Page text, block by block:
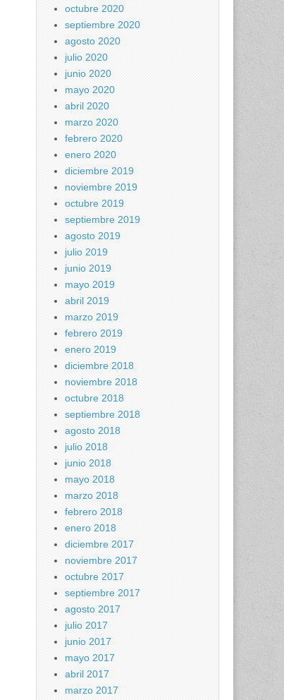
octubre 2020
septiembre 2020
agosto 2020
julio 2020
junio 2020
mayo 2020
abril 2020
marzo 2020
febrero 2020
enero 2020
diciembre 2019
noviembre 2019
octubre 2019
septiembre 2019
agosto 2019
julio 2019
junio 2019
mayo 2019
abril 2019
marzo 2019
febrero 2019
enero 2019
diciembre 2018
noviembre 2018
octubre 2018
septiembre 2018
agosto 2018
julio 2018
junio 2018
mayo 2018
marzo 2018
febrero 2018
enero 2018
diciembre 2017
noviembre 2017
octubre 2017
septiembre 2017
agosto 2017
julio 2017
junio 2017
mayo 2017
abril 2017
marzo 2017